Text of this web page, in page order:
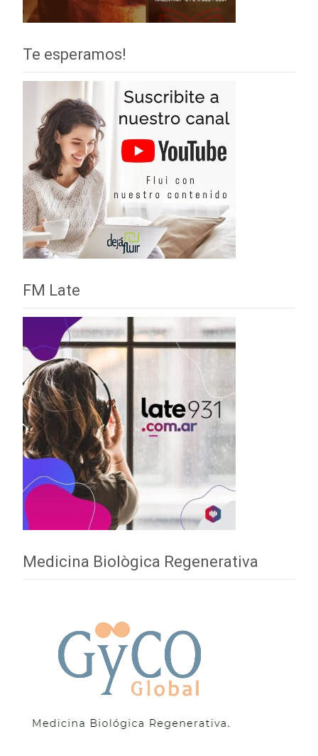
Te esperamos!
FM Late
Medicina Biològica Regenerativa